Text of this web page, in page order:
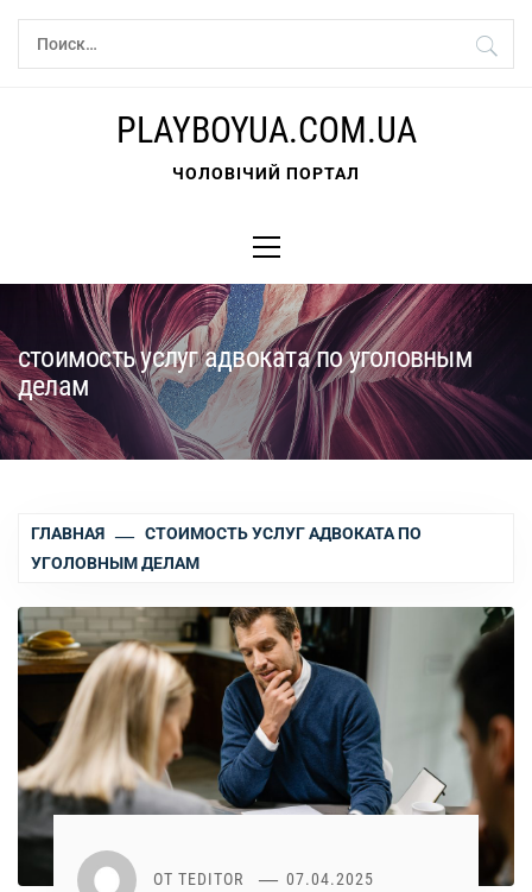
Перейти
Найти:
PLAYBOYUA.COM.UA
ЧОЛОВІЧИЙ ПОРТАЛ
меню
стоимость услуг адвоката по уголовным
делам
ГЛАВНАЯ
СТОИМОСТЬ УСЛУГ АДВОКАТА ПО
УГОЛОВНЫМ ДЕЛАМ
ОТ TEDITOR 07.04.2025